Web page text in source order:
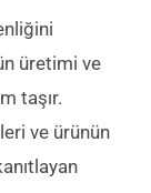
üretimi ve
taşır.
ve ürünün